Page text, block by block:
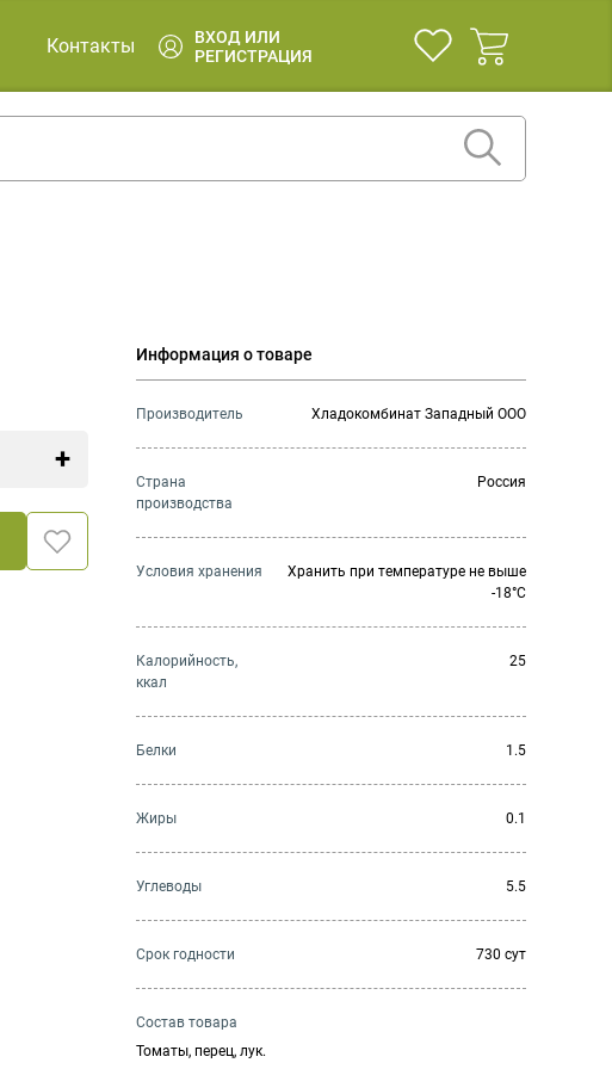
Контакты
ВХОД ИЛИ
РЕГИСТРАЦИЯ
Информация о товаре
Производитель Хладокомбинат Западный ООО
Страна
производства
Россия
Условия хранения
Хранить при температуре не выше
-18°C
Калорийность,
ккал
25
Белки 1.5
Жиры 0.1
Углеводы 5.5
Cрок годности 730 сут
Состав товара
Томаты, перец, лук.